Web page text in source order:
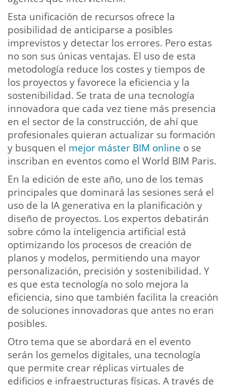
Esta unificación de recursos ofrece la
posibilidad de anticiparse a posibles
imprevistos y detectar los errores. Pero estas
no son sus únicas ventajas. El uso de esta
metodología reduce los costes y tiempos de
los proyectos y favorece la eficiencia y la
sostenibilidad. Se trata de una tecnología
innovadora que cada vez tiene más presencia
en el sector de la construcción, de ahí que
profesionales quieran actualizar su formación
y busquen el mejor máster BIM online o se
inscriban en eventos como el World BIM Paris.
En la edición de este año, uno de los temas
principales que dominará las sesiones será el
uso de la IA generativa en la planificación y
diseño de proyectos. Los expertos debatirán
sobre cómo la inteligencia artificial está
optimizando los procesos de creación de
planos y modelos, permitiendo una mayor
personalización, precisión y sostenibilidad. Y
es que esta tecnología no solo mejora la
eficiencia, sino que también facilita la creación
de soluciones innovadoras que antes no eran
posibles.
Otro tema que se abordará en el evento
serán los gemelos digitales, una tecnología
que permite crear réplicas virtuales de
edificios e infraestructuras físicas. A través de